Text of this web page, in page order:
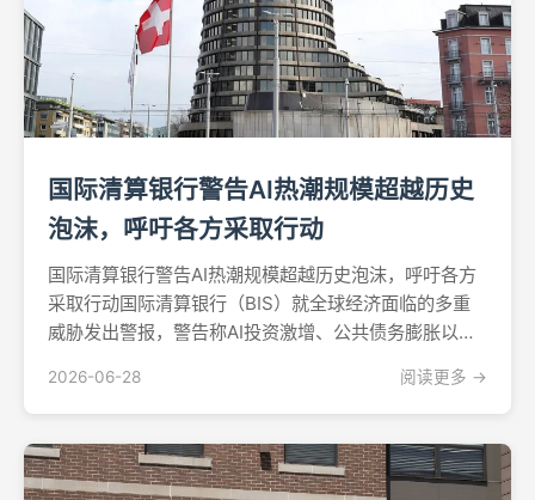
国际清算银行警告AI热潮规模超越历史
泡沫，呼吁各方采取行动
国际清算银行警告AI热潮规模超越历史泡沫，呼吁各方
采取行动国际清算银行（BIS）就全球经济面临的多重
威胁发出警报，警告称AI投资激增、公共债务膨胀以及
行动。这家总部位于巴塞尔的机构——常被称为"央行的
央行"——在周日发布的年度经济报告中，将上述交织叠
加...
2026-06-28 阅读更多 →